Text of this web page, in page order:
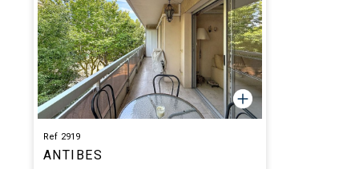
Ref 2919
ANTIBES